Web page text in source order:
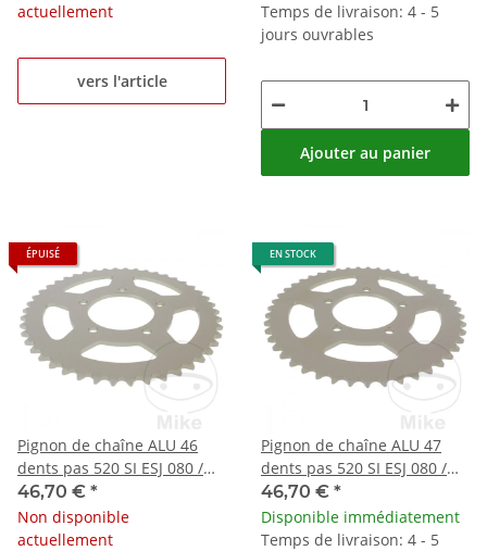
actuellement
vers l'article
Temps de livraison: 4 - 5
jours ouvrables
Ajouter au panier
ÉPUISÉ
Pignon de chaîne ALU 46
dents pas 520 SI ESJ 080 /
100
46,70 € *
Non disponible
actuellement
EN STOCK
Pignon de chaîne ALU 47
dents pas 520 SI ESJ 080 /
100
46,70 € *
Disponible immédiatement
Temps de livraison: 4 - 5